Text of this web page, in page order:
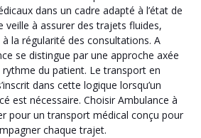
dans un cadre adapté à l’état de
veille à assurer des trajets fluides,
la régularité des consultations. A
se distingue par une approche axée
rythme du patient. Le transport en
dans cette logique lorsqu’un
est nécessaire. Choisir Ambulance à
pour un transport médical conçu pour
chaque trajet.